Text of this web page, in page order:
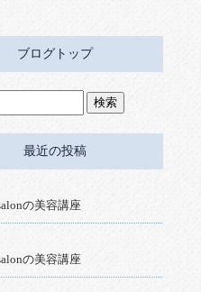
ブログトップ
最近の投稿
の美容講座
の美容講座